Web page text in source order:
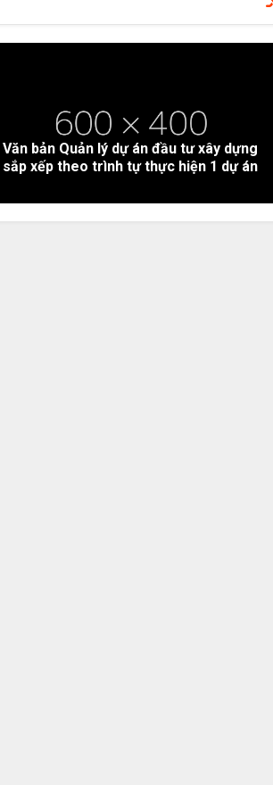
Văn bản Quản lý dự án đầu tư xây dựng
sắp xếp theo trình tự thực hiện 1 dự án